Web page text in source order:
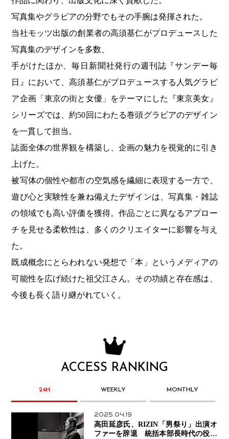
写真集やグラビアの分野でもその手腕は発揮された。
当社モッツ出版の創業者の高須基仁がプロデュースした
写真集のデザインを多数、
手がけたほか、毎日新聞社発行の週刊誌『サンデー毎
日 』において、高須基仁がプロデュースする人気グラビ
ア企画「東京の街と女優」をテーマにした『東京美女』
シリーズでは、約50回にわたる巻頭グラビアのデザイン
を一貫して担当。
誌面全体の世界観を構築し、企画の魅力を視覚的に引き
上げた。
被写体の個性や都市の空気感を繊細に表現する一方で、
遊び心と実験性を兼ね備えたデザインは、写真集・雑誌
の領域でも高い評価を獲得。作品ごとに異なるアプロー
チを見せる柔軟性は、多くのクリエイターに影響を与え
た。
既成概念にとらわれない発想で「本」というメディアの
可能性を広げ続けた祖父江さん。その功績と存在感は、
今後も長く語り継がれていく。
ACCESS RANKING
24H WEEKLY MONTHLY
2025.04.19
高田延彦氏、RIZIN「男祭り」出演オ
ファーを辞退 統括本部長時代の役目